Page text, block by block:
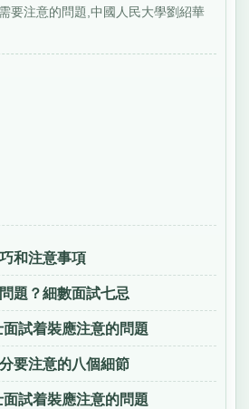
要注意的問題,中國人民大學劉紹華
和注意事項
題？細數面試七忌
試着裝應注意的問題
要注意的八個細節
試着裝應注意的問題